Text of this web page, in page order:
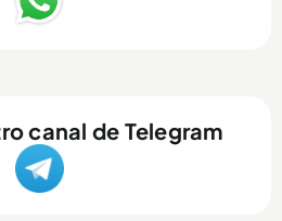
canal de Telegram